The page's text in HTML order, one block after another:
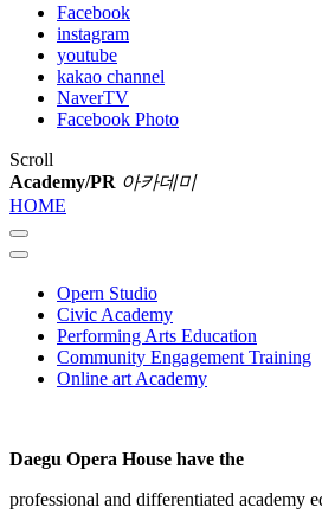
Facebook
instagram
youtube
kakao channel
NaverTV
Facebook Photo
Scroll
Academy/PR 아카데미
HOME
Opern Studio
Civic Academy
Performing Arts Education
Community Engagement Training
Online art Academy
Daegu Opera House have the
professional and differentiated academy